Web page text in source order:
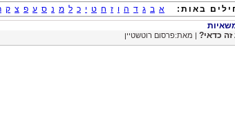
באות: א ב ג ד ה ו ז ח ט י כ ל מ נ ס ע פ צ ק
כדאי? | מאת:פרסום רוטשטיין